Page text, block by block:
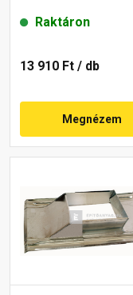
Raktáron
13 910 Ft / db
Megnézem